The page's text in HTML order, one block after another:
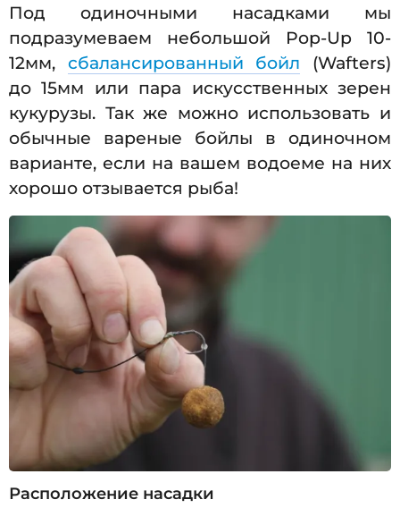
Под одиночными насадками мы
подразумеваем небольшой Pop-Up 10-
12мм, сбалансированный бойл (Wafters)
до 15мм или пара искусственных зерен
кукурузы. Так же можно использовать и
обычные вареные бойлы в одиночном
варианте, если на вашем водоеме на них
хорошо отзывается рыба!
Расположение насадки